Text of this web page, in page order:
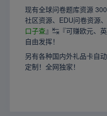
现有全球问卷题库资源
社区资源、EDU问卷资源
口子查』↹『可赚欧元、
自由发挥！
另有各种国内外礼品卡自
定制！全网独家！